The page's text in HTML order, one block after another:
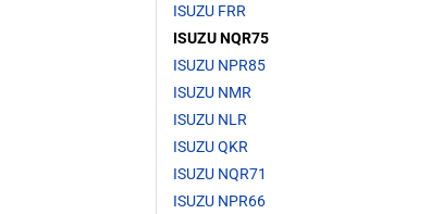
ISUZU FRR
ISUZU NQR75
ISUZU NPR85
ISUZU NMR
ISUZU NLR
ISUZU QKR
ISUZU NQR71
ISUZU NPR66